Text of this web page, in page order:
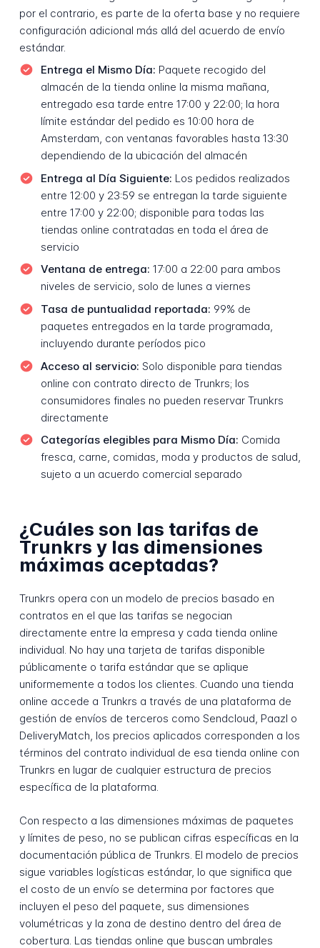
por el contrario, es parte de la oferta base y no requiere
configuración adicional más allá del acuerdo de envío
estándar.
Entrega el Mismo Día: Paquete recogido del
almacén de la tienda online la misma mañana,
entregado esa tarde entre 17:00 y 22:00; la hora
límite estándar del pedido es 10:00 hora de
Amsterdam, con ventanas favorables hasta 13:30
dependiendo de la ubicación del almacén
Entrega al Día Siguiente: Los pedidos realizados
entre 12:00 y 23:59 se entregan la tarde siguiente
entre 17:00 y 22:00; disponible para todas las
tiendas online contratadas en toda el área de
servicio
Ventana de entrega: 17:00 a 22:00 para ambos
niveles de servicio, solo de lunes a viernes
Tasa de puntualidad reportada: 99% de
paquetes entregados en la tarde programada,
incluyendo durante períodos pico
Acceso al servicio: Solo disponible para tiendas
online con contrato directo de Trunkrs; los
consumidores finales no pueden reservar Trunkrs
directamente
Categorías elegibles para Mismo Día: Comida
fresca, carne, comidas, moda y productos de salud,
sujeto a un acuerdo comercial separado
¿Cuáles son las tarifas de
Trunkrs y las dimensiones
máximas aceptadas?
Trunkrs opera con un modelo de precios basado en
contratos en el que las tarifas se negocian
directamente entre la empresa y cada tienda online
individual. No hay una tarjeta de tarifas disponible
públicamente o tarifa estándar que se aplique
uniformemente a todos los clientes. Cuando una tienda
online accede a Trunkrs a través de una plataforma de
gestión de envíos de terceros como Sendcloud, Paazl o
DeliveryMatch, los precios aplicados corresponden a los
términos del contrato individual de esa tienda online con
Trunkrs en lugar de cualquier estructura de precios
específica de la plataforma.
Con respecto a las dimensiones máximas de paquetes
y límites de peso, no se publican cifras específicas en la
documentación pública de Trunkrs. El modelo de precios
sigue variables logísticas estándar, lo que significa que
el costo de un envío se determina por factores que
incluyen el peso del paquete, sus dimensiones
volumétricas y la zona de destino dentro del área de
cobertura. Las tiendas online que buscan umbrales